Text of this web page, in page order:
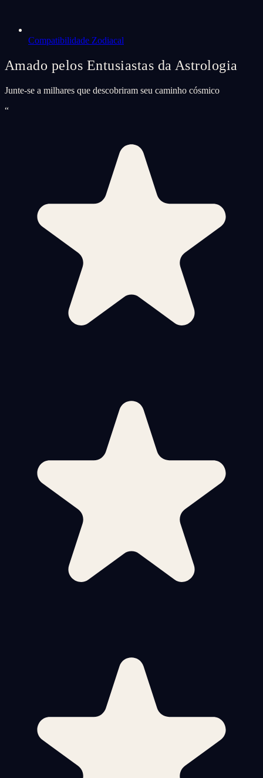
Compatibilidade Zodiacal
Amado pelos Entusiastas da Astrologia
Junte-se a milhares que descobriram seu caminho cósmico
“